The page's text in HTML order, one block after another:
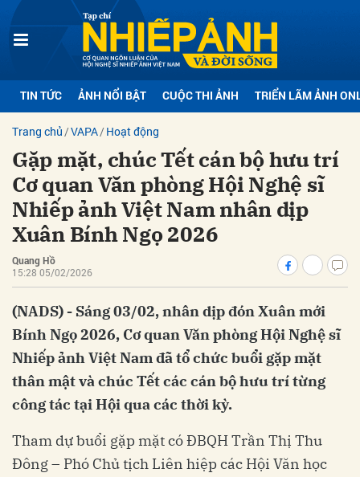
TIN TỨC ẢNH NỔI BẬT CUỘC THI ẢNH TRIỂN LÃM ẢNH
Trang chủ VAPA Hoạt động
Gặp mặt, chúc Tết cán bộ hưu trí
Cơ quan Văn phòng Hội Nghệ sĩ
Nhiếp ảnh Việt Nam nhân dịp
Xuân Bính Ngọ 2026
Quang Hồ
15:28 05/02/2026
(NADS) - Sáng 03/02, nhân dịp đón Xuân mới
Bính Ngọ 2026, Cơ quan Văn phòng Hội Nghệ sĩ
Nhiếp ảnh Việt Nam đã tổ chức buổi gặp mặt
thân mật và chúc Tết các cán bộ hưu trí từng
công tác tại Hội qua các thời kỳ.
Tham dự buổi gặp mặt có ĐBQH Trần Thị Thu
Đông – Phó Chủ tịch Liên hiệp các Hội Văn học
luận